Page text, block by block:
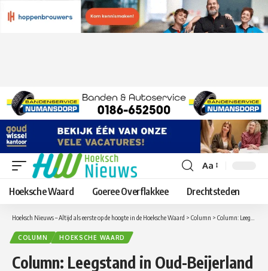
Lettergrootte
aanpassen
Aa
Hoeksche Waard Goeree Overflakkee Drechtsteden
Hoeksch Nieuws – Altijd als eerste op de hoogte in de Hoeksche Waard > Column > Column: Leegstand in Oud-Beijerland Centrum
COLUMN HOEKSCHE WAARD
Column: Leegstand in Oud-Beijerland